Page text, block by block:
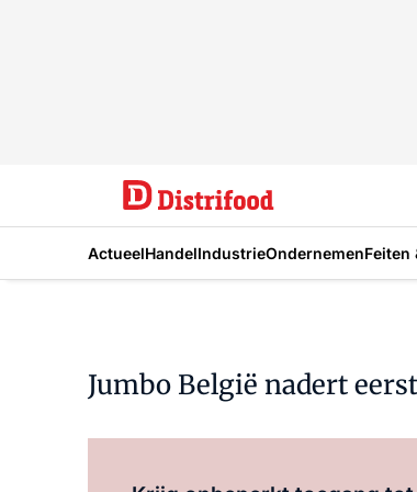
ActueelHandelIndustrieOndernemenFeiten
Jumbo België nadert